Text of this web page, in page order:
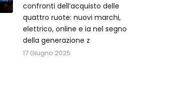
confronti dell’acquisto delle
quattro ruote: nuovi marchi,
elettrico, online e ia nel segno
della generazione z
17 Giugno 2025